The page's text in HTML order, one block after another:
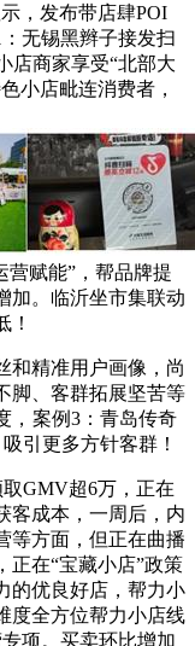
，发布带店肆POI
无锡黑辫子接发扫
店商家享受“北部大
小店毗连消费者，
营赋能”，帮品牌提
加。临沂坐市集联动
！
精准用户画像，尚
脚、客群拓展坚苦等
， 案例3：青岛传奇
引更多方针客群！
GMV超6万，正在
客成本，一周后，内
等方面，但正在曲播
正在“宝藏小店”政策
的优良好店，帮力小
度全方位帮力小店线
项。买卖环比增加